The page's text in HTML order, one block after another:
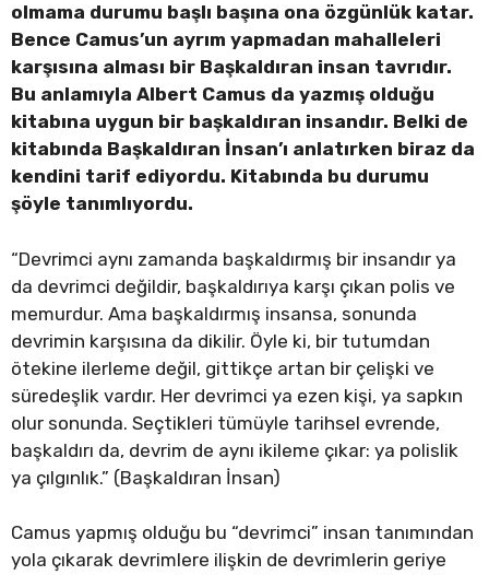
olmama durumu başlı başına ona özgünlük katar.
Bence Camus’un ayrım yapmadan mahalleleri
karşısına alması bir Başkaldıran insan tavrıdır.
Bu anlamıyla Albert Camus da yazmış olduğu
kitabına uygun bir başkaldıran insandır. Belki de
kitabında Başkaldıran İnsan’ı anlatırken biraz da
kendini tarif ediyordu. Kitabında bu durumu
şöyle tanımlıyordu.
“Devrimci aynı zamanda başkaldırmış bir insandır ya
da devrimci değildir, başkaldırıya karşı çıkan polis ve
memurdur. Ama başkaldırmış insansa, sonunda
devrimin karşısına da dikilir. Öyle ki, bir tutumdan
ötekine ilerleme değil, gittikçe artan bir çelişki ve
süredeşlik vardır. Her devrimci ya ezen kişi, ya sapkın
olur sonunda. Seçtikleri tümüyle tarihsel evrende,
başkaldırı da, devrim de aynı ikileme çıkar: ya polislik
ya çılgınlık.” (Başkaldıran İnsan)
Camus yapmış olduğu bu “devrimci” insan tanımından
yola çıkarak devrimlere ilişkin de devrimlerin geriye